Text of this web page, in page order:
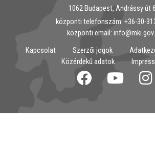
1062 Budapest, Andrássy út
központi telefonszám: ‭+36-30-
központi email:
Kapcsolat
Szerzői jogok
Közérdekű adatok